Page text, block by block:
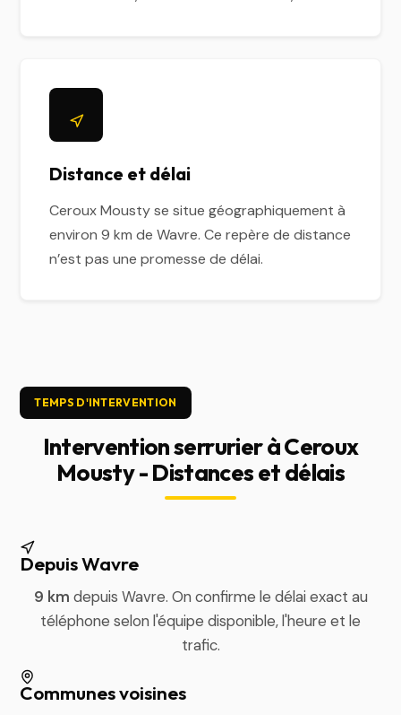
Distance et délai
Ceroux Mousty se situe géographiquement à
environ 9 km de Wavre. Ce repère de distance
n’est pas une promesse de délai.
TEMPS D'INTERVENTION
Intervention serrurier à Ceroux
Mousty - Distances et délais
Depuis Wavre
9 km depuis Wavre. On confirme le délai exact au
téléphone selon l'équipe disponible, l'heure et le
trafic.
Communes voisines